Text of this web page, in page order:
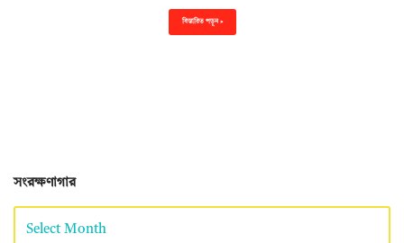
বিস্তারিত পড়ুন »
সংরক্ষণাগার